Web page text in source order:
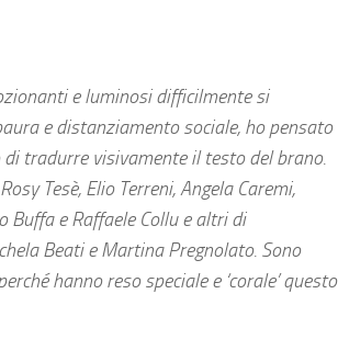
e luminosi difficilmente si
e distanziamento sociale, ho pensato
di tradurre visivamente il testo del brano.
Tesè, Elio Terreni, Angela Caremi,
Buffa e Raffaele Collu e altri di
Beati e Martina Pregnolato. Sono
hanno reso speciale e ‘corale’ questo